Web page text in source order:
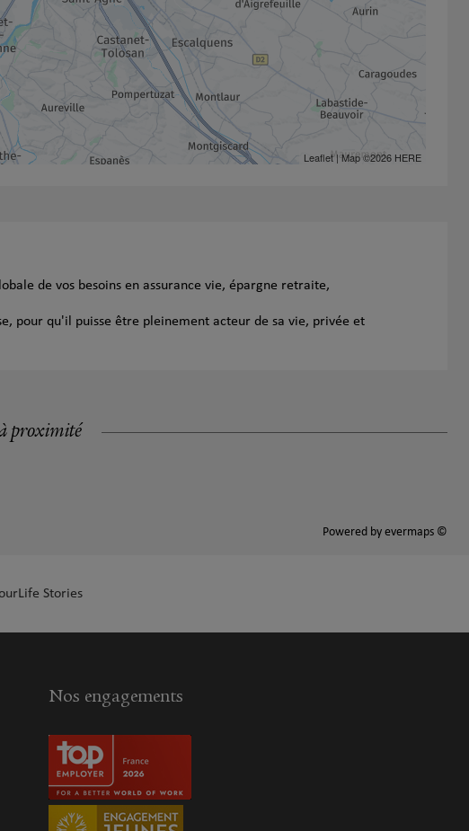
Leaflet| Map ©2026 HERE
de vos besoins en assurance vie, épargne retraite,
pour qu'il puisse être pleinement acteur de sa vie, privée et
à proximité
Powered by evermaps ©
Stories
Nos engagements